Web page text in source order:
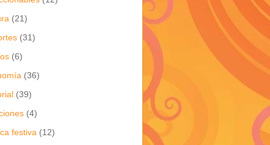
(21)
(31)
(6)
(36)
(39)
(4)
festiva (12)